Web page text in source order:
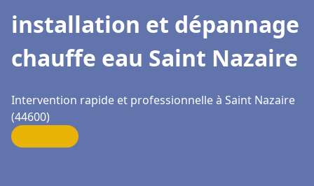
installation et dépannage
chauffe eau Saint Nazaire
Intervention rapide et professionnelle à Saint Nazaire
(44600)